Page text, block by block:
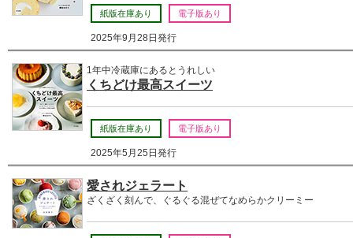
紙版在庫あり 電子版あり
2025年9月28日発行
1年中冷蔵庫にあるとうれしい
くちどけ最高スイーツ
紙版在庫あり 電子版あり
2025年5月25日発行
愛されジェラート
ざくざく刻んで、ぐるぐる混ぜてなめらかクリーミー